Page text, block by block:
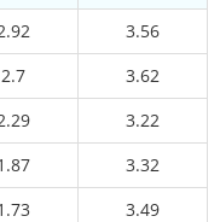
3.56
2.7
3.62
3.22
3.32
3.49